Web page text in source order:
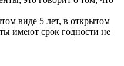
виде 5 лет, в открытом
имеют срок годности не